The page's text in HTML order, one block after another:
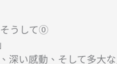
うして⓪
深い感動、そして多大